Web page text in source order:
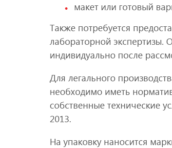
макет или готовый
Также потребуется
лабораторной экспертизы.
индивидуально после
Для легального
необходимо иметь
собственные технические
2013.
На упаковку наносится